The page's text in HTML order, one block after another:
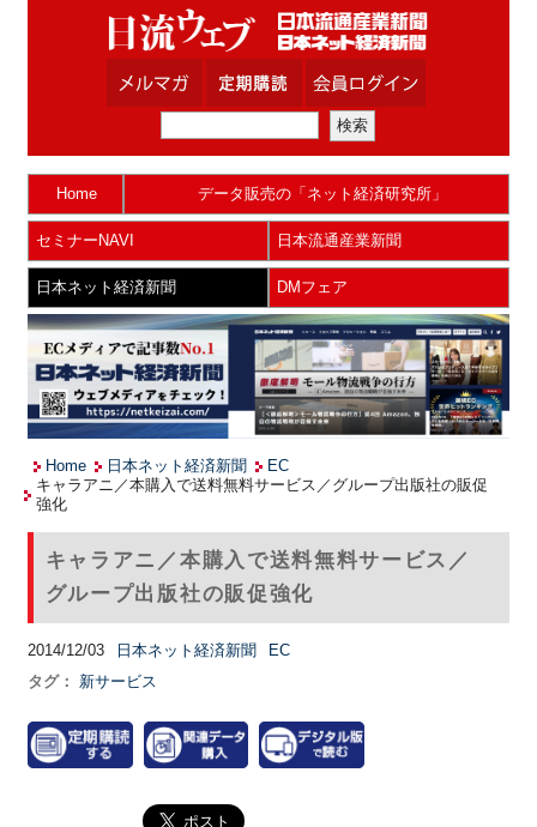
Home データ販売の「ネット経済研究所」
セミナーNAVI 日本流通産業新聞
日本ネット経済新聞 DMフェア
Home 日本ネット経済新聞
EC
キャラアニ／本購入で送料無料サービス／グループ出版社の販促
強化
キャラアニ／本購入で送料無料サービス／
グループ出版社の販促強化
2014/12/03 日本ネット経済新聞
EC
タグ：
新サービス